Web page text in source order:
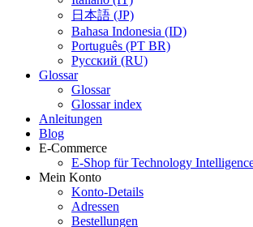
日本語 (JP)
Bahasa Indonesia (ID)
Português (PT BR)
Pусский (RU)
Glossar
Glossar
Glossar index
Anleitungen
Blog
E-Commerce
E-Shop für Technology
Mein Konto
Konto-Details
Adressen
Bestellungen